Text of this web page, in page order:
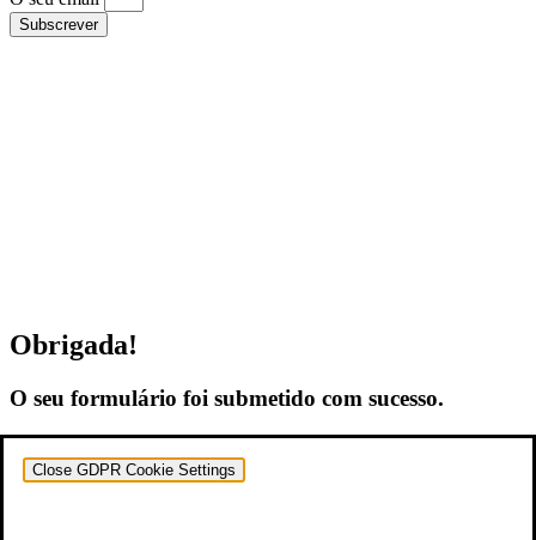
Subscrever
Obrigada!
O seu formulário foi submetido com sucesso.
Close GDPR Cookie Settings